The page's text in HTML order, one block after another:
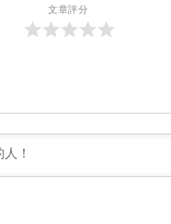
文章評分